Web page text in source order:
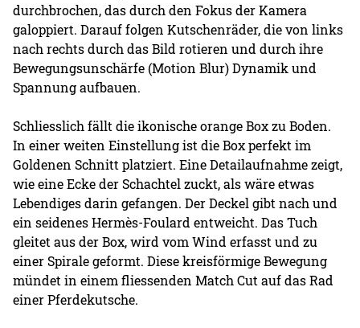
durchbrochen, das durch den Fokus der Kamera
galoppiert. Darauf folgen Kutschenräder, die von links
nach rechts durch das Bild rotieren und durch ihre
Bewegungsunschärfe (Motion Blur) Dynamik und
Spannung aufbauen.
Schliesslich fällt die ikonische orange Box zu Boden.
In einer weiten Einstellung ist die Box perfekt im
Goldenen Schnitt platziert. Eine Detailaufnahme zeigt,
wie eine Ecke der Schachtel zuckt, als wäre etwas
Lebendiges darin gefangen. Der Deckel gibt nach und
ein seidenes Hermès-Foulard entweicht. Das Tuch
gleitet aus der Box, wird vom Wind erfasst und zu
einer Spirale geformt. Diese kreisförmige Bewegung
mündet in einem fliessenden Match Cut auf das Rad
einer Pferdekutsche.